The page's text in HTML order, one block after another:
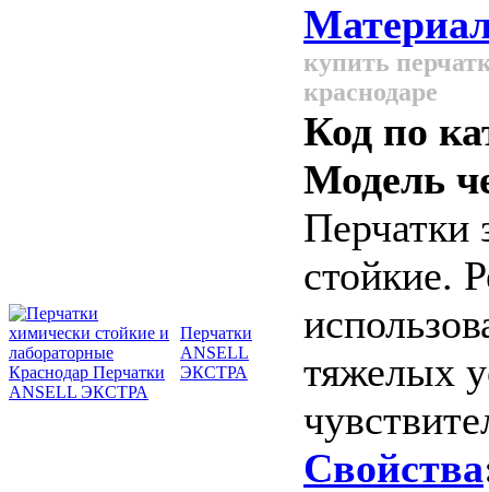
купить
краснодаре
Перчатки
ANSELL
ЭКСТРА
Код по
Модель
Перчатки
стойкие.
тяжелых
Свойства